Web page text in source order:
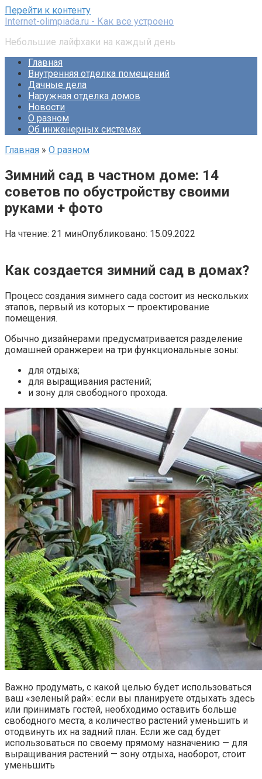
Перейти к контенту
Internet-olimpiada.ru - Как все устроено
Небольшие лайфхаки на каждый день
Главная
Внутренняя отделка помещений
Дачные дела
Наружная отделка домов
Новости
О разном
Об инженерных системах
Главная » О разном
Зимний сад в частном доме: 14
советов по обустройству своими
руками + фото
На чтение: 21 минОпубликовано: 15.09.2022
Как создается зимний сад в домах?
Процесс создания зимнего сада состоит из нескольких
этапов, первый из которых — проектирование
помещения.
Обычно дизайнерами предусматривается разделение
домашней оранжереи на три функциональные зоны:
для отдыха;
для выращивания растений;
и зону для свободного прохода.
Важно продумать, с какой целью будет использоваться
ваш «зеленый рай»: если вы планируете отдыхать здесь
или принимать гостей, необходимо оставить больше
свободного места, а количество растений уменьшить и
отодвинуть их на задний план. Если же сад будет
использоваться по своему прямому назначению — для
выращивания растений — зону отдыха, наоборот, стоит
уменьшить